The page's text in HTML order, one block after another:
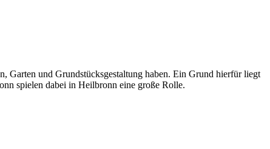
Garten und Grundstücksgestaltung haben. Ein Grund hierfür liegt
spielen dabei in Heilbronn eine große Rolle.